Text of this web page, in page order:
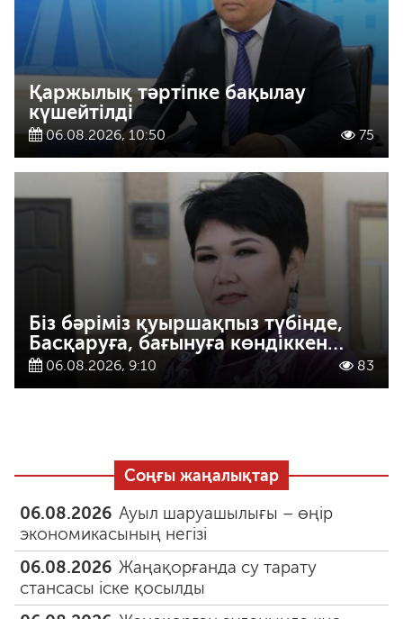
Қаржылық тәртіпке бақылау
күшейтілді
06.08.2026, 10:50 75
Біз бәріміз қуыршақпыз түбінде,
Басқаруға, бағынуға көндіккен…
06.08.2026, 9:10 83
Соңғы жаңалықтар
06.08.2026 Ауыл шаруашылығы – өңір
экономикасының негізі
06.08.2026 Жаңақорғанда су тарату
стансасы іске қосылды